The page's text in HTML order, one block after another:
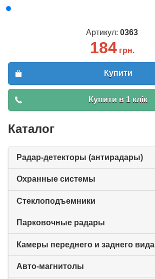
Артикул: 0363
184 грн.
Купити
Купити в 1 клік
Каталог
Радар-детекторы (антирадары)
Охранные системы
Стеклоподъемники
Парковочные радары
Камеры переднего и заднего вида
Авто-магнитолы